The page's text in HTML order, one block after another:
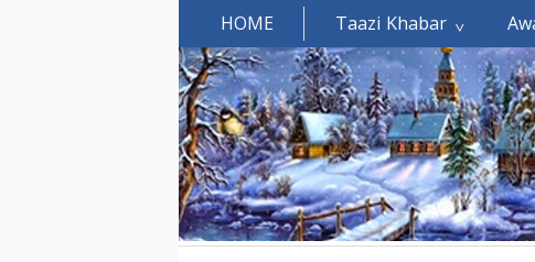
HOME Taazi Khabar
Welcomes You.....